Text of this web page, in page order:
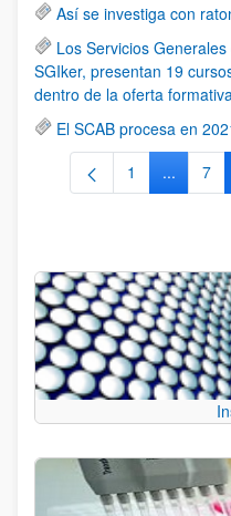
Así se investiga con
Los Servicios
SGIker, presentan 19
dentro de la oferta
El SCAB procesa en
Página
1 ...Páginas
7